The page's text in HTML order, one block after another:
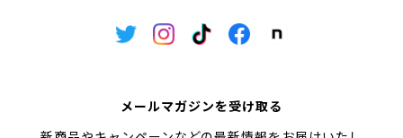
メールマガジンを受け取る